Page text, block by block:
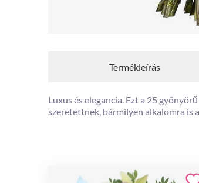
Termékleírás
Luxus és elegancia. Ezt a 25
szeretettnek, bármilyen alkalomra is